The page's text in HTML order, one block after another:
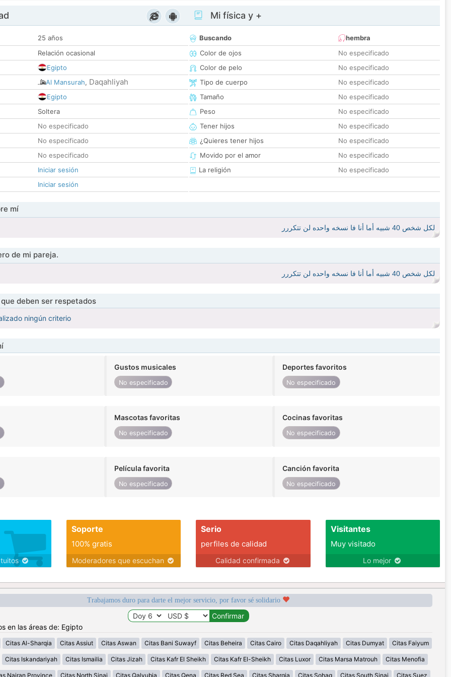
25 años
Relación ocasional
Egipto
Al Mansurah, Daqahliyah
Egipto
Soltera
No especificado
No especificado
No especificado
Iniciar sesión
Iniciar sesión
Mi física y +
Buscando
hembra
Color de ojos
No especificado
Color de pelo
No especificado
Tipo de cuerpo
No especificado
Tamaño
No especificado
Peso
No especificado
Tener hijos
No especificado
¿Quieres tener hijos
No especificado
Movido por el amor
No especificado
La religión
No especificado
mí
لكل شخص 40 شبيه أما أنا فا نسخه واحده لن تتكررر
de mi pareja.
لكل شخص 40 شبيه أما أنا فا نسخه واحده لن تتكررر
deben ser respetados
ningún criterio
Gustos musicales
No especificado
Deportes favoritos
No especificado
Mascotas favoritas
No especificado
Cocinas favoritas
No especificado
Película favorita
No especificado
Canción favorita
No especificado
Soporte
100% gratis
Moderadores que escuchan
Serio
perfiles de calidad
Calidad confirmada
Visitantes
Muy visitado
Lo mejor
Trabajamos duro para darte el mejor servicio, por favor sé solidario
en las áreas de: Egipto
Citas Al-Sharqia Citas Assiut Citas Aswan Citas Bani Suwayf Citas Beheira Citas Cairo Citas Daqahliyah Citas Dumyat Citas Faiyum
Citas Iskandariyah Citas Ismailia Citas Jizah Citas Kafr El Sheikh Citas Kafr El-Sheikh Citas Luxor Citas Marsa Matrouh Citas Menofia
Najran Province Citas North Sinai Citas Qalyubia Citas Qena Citas Red Sea Citas Sharqia Citas Sohag Citas South Sinai Citas Suez